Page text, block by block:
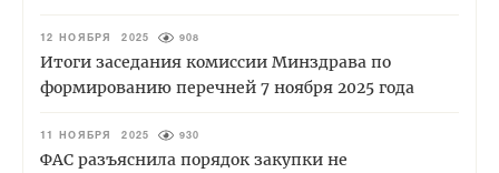
12 НОЯБРЯ 2025 908
Итоги заседания комиссии Минздрава по
формированию перечней 7 ноября 2025 года
11 НОЯБРЯ 2025 930
ФАС разъяснила порядок закупки не